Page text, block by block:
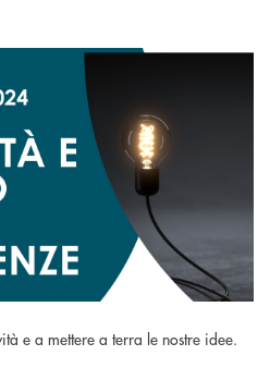
e a mettere a terra le nostre idee.